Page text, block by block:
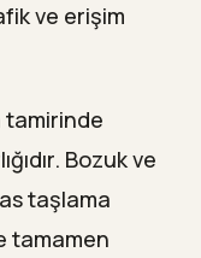
ve erişim
tamirinde
Bozuk ve
taşlama
tamamen